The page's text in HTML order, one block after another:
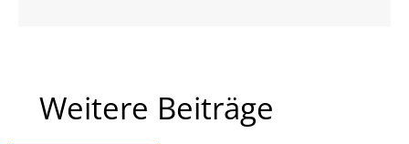
Weitere Beiträge